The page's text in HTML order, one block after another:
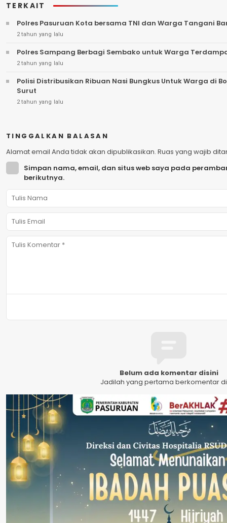
TERKAIT
Polres Pasuruan Kota bersama TNI dan Warga Tangani
2 tahun yang lalu
Polres Sampang Berbagi Sembako untuk Warga
2 tahun yang lalu
Polisi Distribusikan Ribuan Nasi Bungkus Untuk Warga di
Surut
2 tahun yang lalu
TINGGALKAN BALASAN
Alamat email Anda tidak akan dipublikasikan. Ruas yang wajib
Simpan nama, email, dan situs web saya pada
berikutnya.
Belum ada komentar disini
Jadilah yang pertama berkomentar